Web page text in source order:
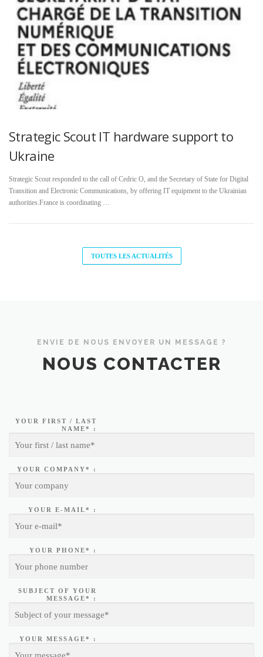
Strategic Scout IT hardware support to
Ukraine
Strategic Scout responded to the call of Cedric O, and the Secretary of State for Digital
Transition and Electronic Communications, by offering IT equipment to the Ukrainian
authorities.France is coordinating …
TOUTES LES ACTUALITÉS
ENVIE DE NOUS ENVOYER UN MESSAGE ?
NOUS CONTACTER
YOUR FIRST / LAST
NAME* :
YOUR COMPANY* :
YOUR E-MAIL* :
YOUR PHONE* :
SUBJECT OF YOUR
MESSAGE* :
YOUR MESSAGE* :